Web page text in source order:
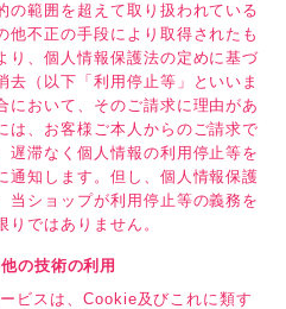
の範囲を超えて取り扱われている
他不正の手段により取得されたも
り、個人情報保護法の定めに基づ
去（以下「利用停止等」といいま
において、そのご請求に理由があ
は、お客様ご本人からのご請求で
遅滞なく個人情報の利用停止等を
通知します。但し、個人情報保護
当ショップが利用停止等の義務を
ではありません。
の技術の利用
ビスは、Cookie及びこれに類す